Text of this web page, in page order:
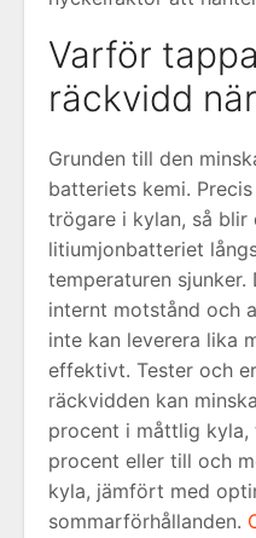
Varför
räckvidd
Grunden till den
batteriets kemi.
trögare i kylan, så blir
litiumjonbatteriet
temperaturen
internt motstånd och
inte kan leverera lika
effektivt. Tester och
räckvidden kan
procent i måttlig
procent eller till och
kyla, jämfört med
sommarförhållanden.